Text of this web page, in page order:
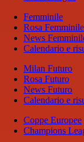
Femminile
Rosa Femminile
News
Calendario e
Milan Futuro
Rosa Futuro
News Futuro
Calendario e
Coppe Europee
Champions